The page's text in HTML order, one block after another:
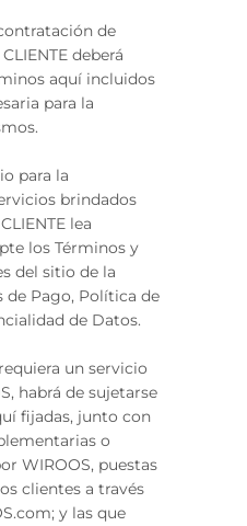
de
deberá
aquí incluidos
para la
para la
brindados
lea
los Términos y
del sitio de la
de Pago, Política de
de Datos.
un servicio
habrá de sujetarse
fijadas, junto con
o
WIROOS, puestas
clientes a través
y las que